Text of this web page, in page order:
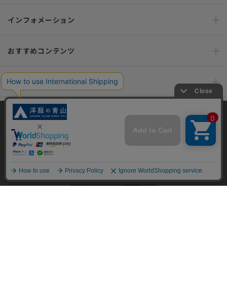
インフォメーション
おすすめコンテンツ
ポリシー・企業情報
オーダースーツなら SHITATE
OFFICIAL SNS
当サイトでは、快適な閲覧体験とコンテンツ改善のためにCookieを使用
しています。閲覧を続けることで、Cookieの使用に同意したものとみな
します。詳細については
同意して閉じる